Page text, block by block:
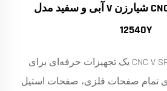
دستگاه عمودی CNC شیارزن V آبی و سفید مدل
12540Y
دستگاه فرز عمودی CNC V SPS یک تجهیزات حرفه‌ای برای
تمام صفحات فلزی، صفحات استیل